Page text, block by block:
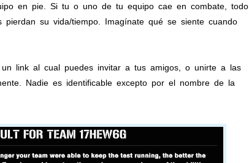
en pie. Si tu o uno de tu equipo cae en combate, todo
su vida/tiempo. Imagínate qué se siente cuando
link al cual puedes invitar a tus amigos, o unirte a las
Nadie es identificable excepto por el nombre de la